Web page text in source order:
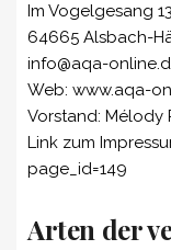
Im Vogelgesang 13
64665 Alsbach-
info@aqa-
Web: www.aqa-
Vorstand: Mélody
Link zum
page_id=149
Arten der